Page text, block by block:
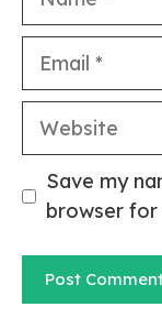
Email
Website
Save my
browser